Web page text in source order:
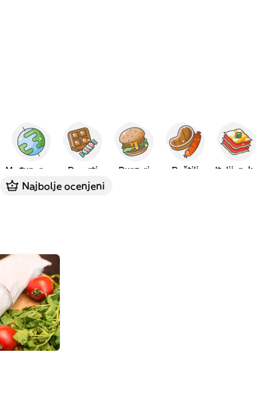
Deserti Burgeri Roštilj Italijanska
Najbolje ocenjeni